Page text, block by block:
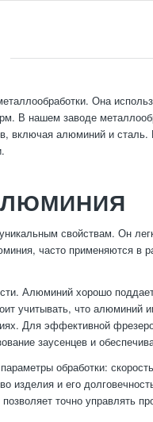
Она
В нашем заводе
включая алюминий и
свойствам. Он
часто применяются в
Алюминий хорошо
учитывать, что алюминий
Для эффективной
заусенцев и
обработки:
и его
точно управлять